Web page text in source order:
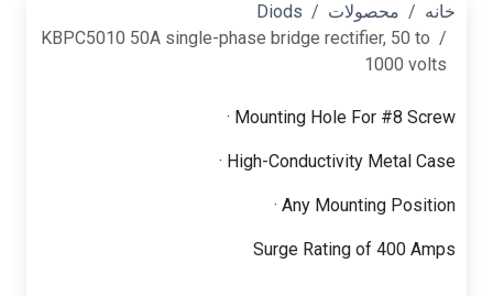
خانه محصولات
Diods
KBPC5010 50A single-phase bridge rectifier, 50 to
1000 volts
Mounting Hole For #8 Screw ·
High-Conductivity Metal Case ·
Any Mounting Position ·
Surge Rating of 400 Amps